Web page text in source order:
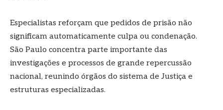
Especialistas reforçam que pedidos de prisão não
significam automaticamente culpa ou condenação.
São Paulo concentra parte importante das
investigações e processos de grande repercussão
nacional, reunindo órgãos do sistema de Justiça e
estruturas especializadas.